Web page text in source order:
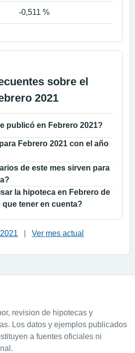
-0,511 %
sobre el
2021
publicó en Febrero 2021?
Febrero 2021 con el año
de este mes sirven para
la hipoteca en Febrero de
que tener en cuenta?
Ver mes actual
revision de hipotecas y
Los datos y ejemplos publicados
a fuentes oficiales ni